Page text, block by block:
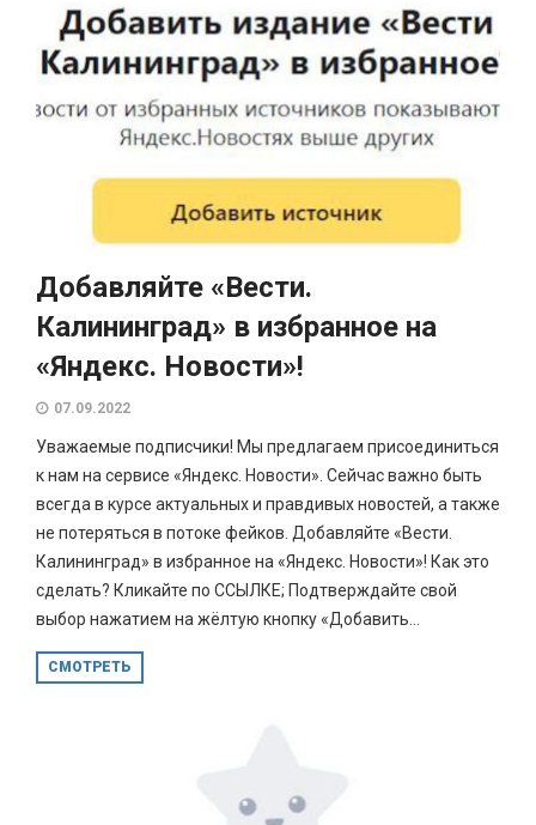
Добавляйте «Вести.
Калининград» в избранное на
«Яндекс. Новости»!
07.09.2022
Уважаемые подписчики! Мы предлагаем присоединиться
к нам на сервисе «Яндекс. Новости». Сейчас важно быть
всегда в курсе актуальных и правдивых новостей, а также
не потеряться в потоке фейков. Добавляйте «Вести.
Калининград» в избранное на «Яндекс. Новости»! Как это
сделать? Кликайте по ССЫЛКЕ; Подтверждайте свой
выбор нажатием на жёлтую кнопку «Добавить...
СМОТРЕТЬ